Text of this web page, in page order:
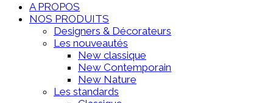
A PROPOS
NOS PRODUITS
Designers & Décorateurs
Les nouveautés
New classique
New Contemporain
New Nature
Les standards